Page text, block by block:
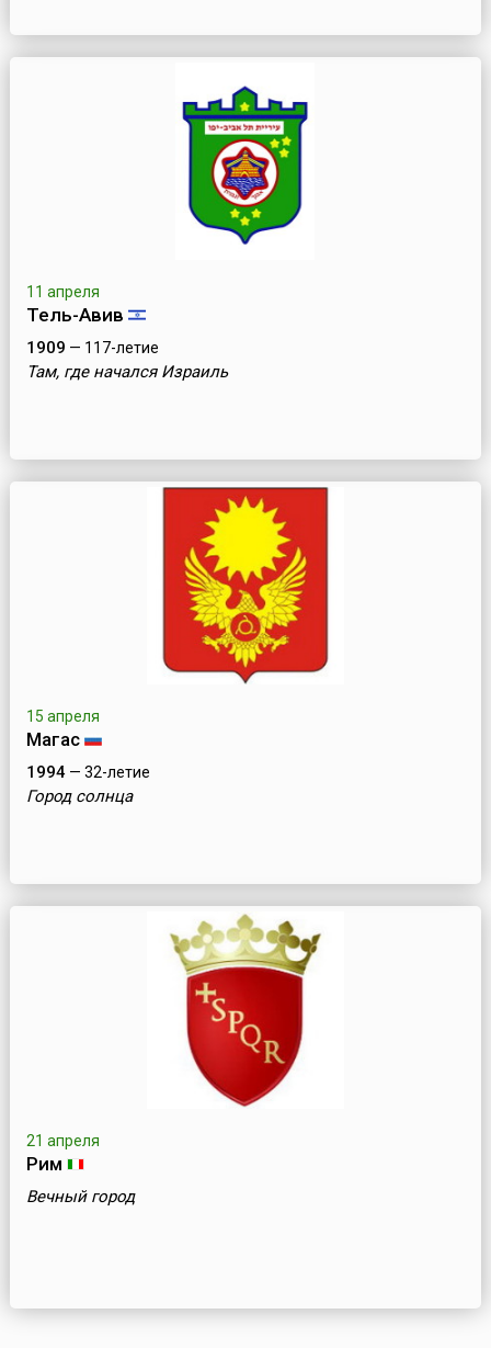
11 апреля
Тель-Авив
1909 — 117-летие
Там, где начался Израиль
15 апреля
Магас
1994— 32-летие
Город солнца
21 апреля
Рим
Вечный город